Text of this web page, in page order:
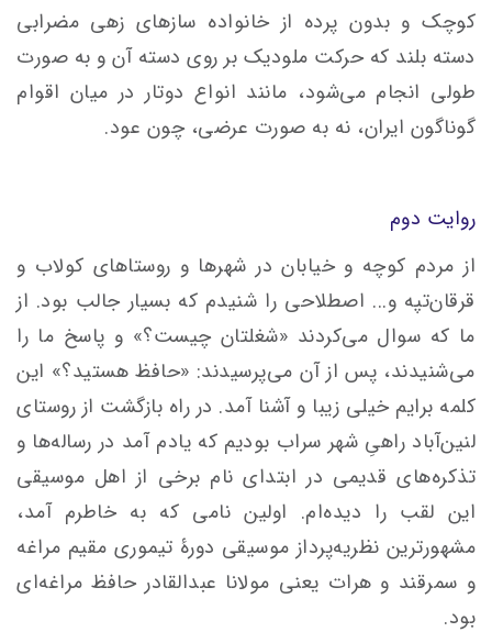
کوچک و بدون پرده از خانواده سازهای زهی مضرابی
دسته بلند که حرکت ملودیک بر روی دسته آن و به صورت
طولی انجام می‌شود، مانند انواع دوتار در میان اقوام
گوناگون ایران، نه به صورت عرضی، چون عود.
روایت دوم
از مردم کوچه و خیابان در شهرها و روستاهای کولاب و
قرقان‌تپه و... اصطلاحی را شنیدم که بسیار جالب بود. از
ما که سوال می‌کردند «شغلتان چیست؟» و پاسخ ما را
می‌شنیدند، پس از آن می‌پرسیدند: «حافظ هستید؟» این
کلمه برایم خیلی زیبا و آشنا آمد. در راه بازگشت از روستای
لنین‌آباد راهیِ شهر سراب بودیم که یادم آمد در رساله‌ها و
تذکره‌های قدیمی در ابتدای نام برخی از اهل موسیقی
این لقب را دیده‌ام. اولین نامی که به خاطرم آمد،
مشهورترین نظریه‌پرداز موسیقی دورۀ تیموری مقیم مراغه
و سمرقند و هرات یعنی مولانا عبدالقادر حافظ مراغه‌ای
بود.